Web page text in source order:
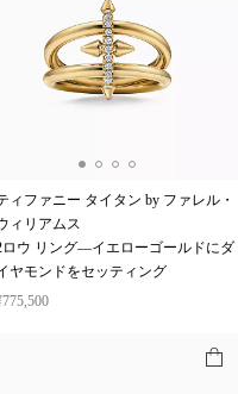
ィファニー タイタン by ファレル・
ウィリアムス
2ロウ リング—イエローゴールドにダ
イヤモンドをセッティング
¥775,500